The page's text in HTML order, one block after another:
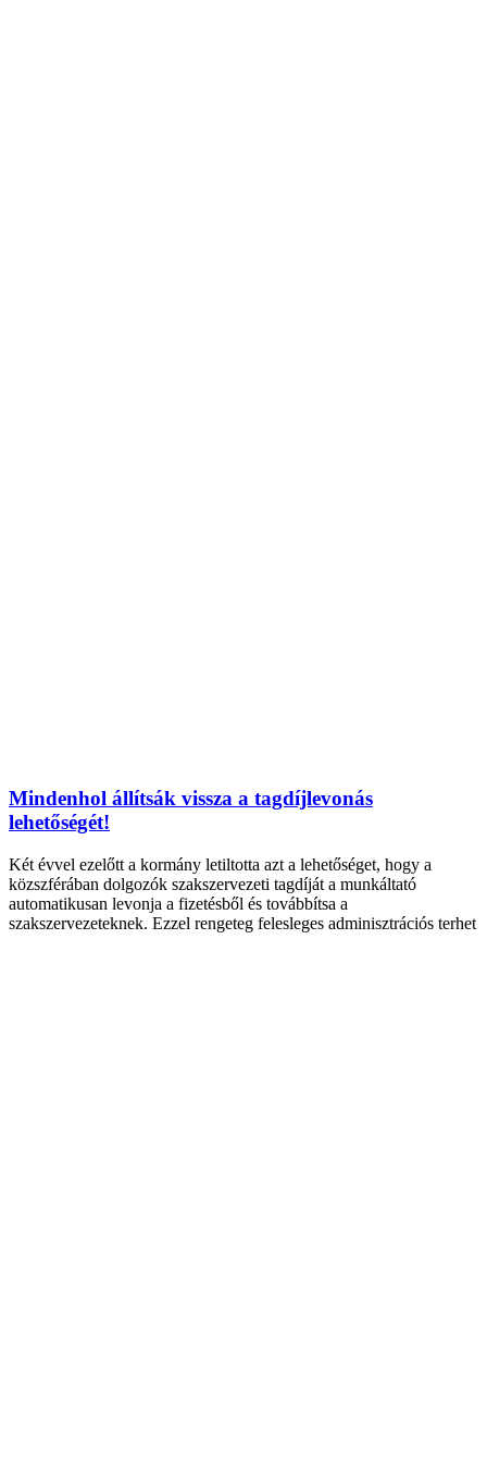
Mindenhol állítsák vissza a tagdíjlevonás
lehetőségét!
Két évvel ezelőtt a kormány letiltotta azt a lehetőséget, hogy a
közszférában dolgozók szakszervezeti tagdíját a munkáltató
automatikusan levonja a fizetésből és továbbítsa a
szakszervezeteknek. Ezzel rengeteg felesleges adminisztrációs terhet